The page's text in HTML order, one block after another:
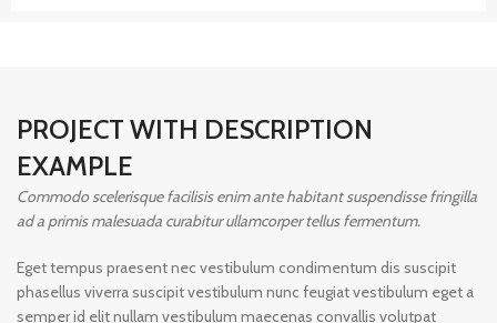
PROJECT WITH DESCRIPTION
EXAMPLE
Commodo scelerisque facilisis enim ante habitant suspendisse fringilla
ad a primis malesuada curabitur ullamcorper tellus fermentum.
Eget tempus praesent nec vestibulum condimentum dis suscipit
phasellus viverra suscipit vestibulum nunc feugiat vestibulum eget a
semper id elit nullam vestibulum maecenas convallis volutpat